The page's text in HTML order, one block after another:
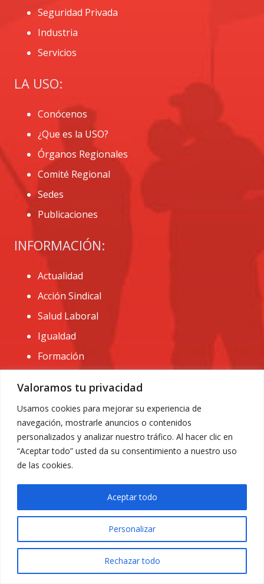
Valoramos tu privacidad
Usamos cookies para mejorar su experiencia de
navegación, mostrarle anuncios o contenidos
personalizados y analizar nuestro tráfico. Al hacer clic en
“Aceptar todo” usted da su consentimiento a nuestro uso
de las cookies.
Personalizar
Rechazar todo
Aceptar todo
Seguridad Privada
Industria
Servicios
LA USO:
Conócenos
¿Que es la USO?
Órganos Regionales
Comité Regional
Sedes
Publicaciones
INFORMACIÓN:
Actualidad
Acción Sindical
Salud Laboral
Igualdad
Formación
CONTACTO:
administracion@usomurcia.org
968 25 01 20
C/ Huerto de las bombas nº6. 30009 Murcia
Privacidad|
© 2018 Todos los derechos reservados. Diseño web
ACRILONIA